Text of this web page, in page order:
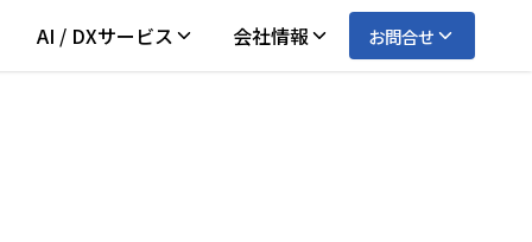
AI / DXサービス 会社情報 お問合せ